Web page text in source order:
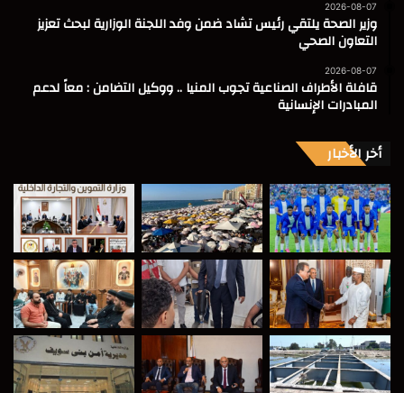
2026-08-07
وزير الصحة يلتقي رئيس تشاد ضمن وفد اللجنة الوزارية لبحث تعزيز
التعاون الصحي
2026-08-07
قافلة الأطراف الصناعية تجوب المنيا .. ووكيل التضامن : معاً لدعم
المبادرات الإنسانية
أخر الأخبار